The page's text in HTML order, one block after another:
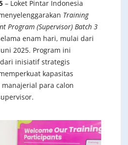
– Loket Pintar Indonesia
Training
Program (Supervisor) Batch 3
enam hari, mulai dari
2025. Program ini
inisiatif strategis
kapasitas
para calon